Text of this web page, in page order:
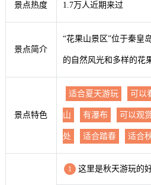
景点热度 1.7万人近期来过
景点简介
“花果山景区”位于秦皇
的自然风光和多样的花
景点特色
适合夏天游玩 可以
山 有瀑布 可以观
处 适合踏春 适合
1 这里是秋天游玩的